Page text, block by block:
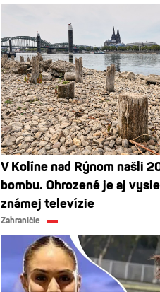
V Kolíne nad Rýnom našli
bombu. Ohrozené je aj
známej televízie
Zahraničie